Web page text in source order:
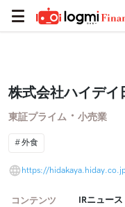
株式会社ハイデイ
東証プライム ・ 小売業
外食
https://
コンテンツ IRニュース